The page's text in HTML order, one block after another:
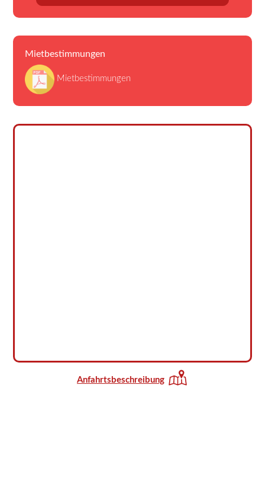
Mietbestimmungen
Mietbestimmungen
Anfahrtsbeschreibung